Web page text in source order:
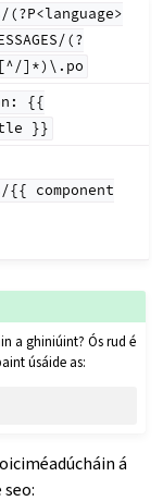
(?
]*)\.po
{{
}}
{{ component
a ghiniúint? Ós rud é
úsáide as:
á